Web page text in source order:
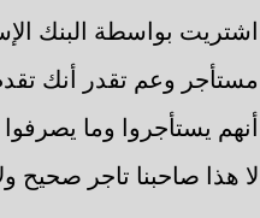
اشتريت بواسطة البنك
مستأجر وعم تقدر أنك
أنهم يستأجروا وما
لا هذا صاحبنا تاجر صحيح